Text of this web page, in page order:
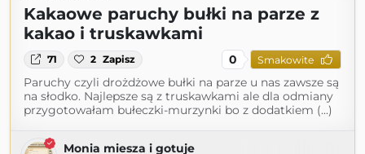
Kakaowe paruchy bułki na parze z
kakao i truskawkami
71 2 Zapisz 0 Smakowite
Paruchy czyli drożdżowe bułki na parze u nas zawsze są
na słodko. Najlepsze są z truskawkami ale dla odmiany
przygotowałam bułeczki-murzynki bo z dodatkiem (...)
Monia miesza i gotuje